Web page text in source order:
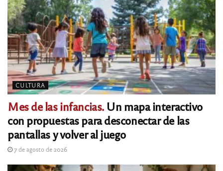
CULTURA
Mes de las infancias.Un mapa interactivo
con propuestas para desconectar de las
pantallas y volver al juego
7 de agosto de 2026